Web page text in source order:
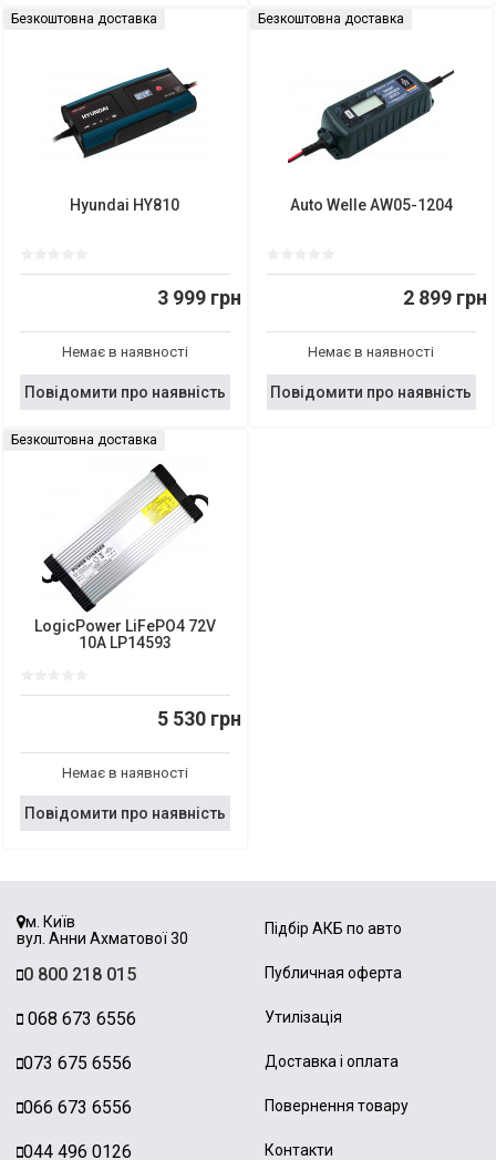
Безкоштовна доставка
Hyundai HY810
3 999 грн
Немає в наявності
Повідомити про наявність
Безкоштовна доставка
Auto Welle AW05-1204
2 899 грн
Немає в наявності
Повідомити про наявність
Безкоштовна доставка
LogicPower LiFePO4 72V
10A LP14593
5 530 грн
Немає в наявності
Повідомити про наявність
м. Київ
вул. Анни Ахматової 30
0 800 218 015
068 673 6556
073 675 6556
066 673 6556
044 496 0126
Підбір АКБ по авто
Публичная оферта
Утилізація
Доставка і оплата
Повернення товару
Контакти